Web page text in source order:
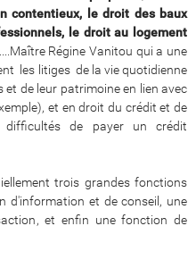
contentieux,
le droit des baux
le droit au logement
Régine Vanitou qui a une
les litiges de la vie quotidienne
de leur patrimoine en lien avec
et en droit du crédit et de
difficultés de payer un crédit
trois grandes fonctions
d'information et de conseil, une
et enfin une fonction de